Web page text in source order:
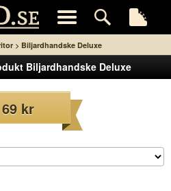
> Biljardhandske Deluxe
Biljardhandske Deluxe
69 kr